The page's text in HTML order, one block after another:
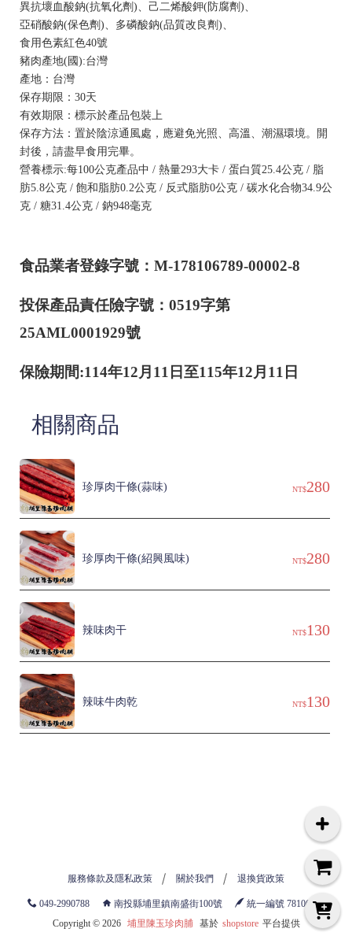
異抗壞血酸鈉(抗氧化劑)、己二烯酸鉀(防腐劑)、
亞硝酸鈉(保色劑)、多磷酸鈉(品質改良劑)、
食用色素紅色40號
豬肉產地(國):台灣
產地：台灣
保存期限：30天
有效期限：標示於產品包裝上
保存方法：置於陰涼通風處，應避免光照、高溫、潮濕環境。開
封後，請盡早食用完畢。
營養標示:每100公克產品中 / 熱量293大卡 / 蛋白質25.4公克 / 脂
肪5.8公克 / 飽和脂肪0.2公克 / 反式脂肪0公克 / 碳水化合物34.9公
克 / 糖31.4公克 / 鈉948毫克
食品業者登錄字號：M-178106789-00002-8
投保產品責任險字號：0519字第
25AML0001929號
保險期間:114年12月11日至115年12月11日
相關商品
NT$280
珍厚肉干條(蒜味)
NT$280
珍厚肉干條(紹興風味)
NT$130
辣味肉干
NT$130
辣味牛肉乾
服務條款及隱私政策 關於我們 退換貨政策
049-2990788 南投縣埔里鎮南盛街100號
統一編號 78106789
Copyright © 2026 埔里陳玉珍肉脯 基於 shopstore 平台提供